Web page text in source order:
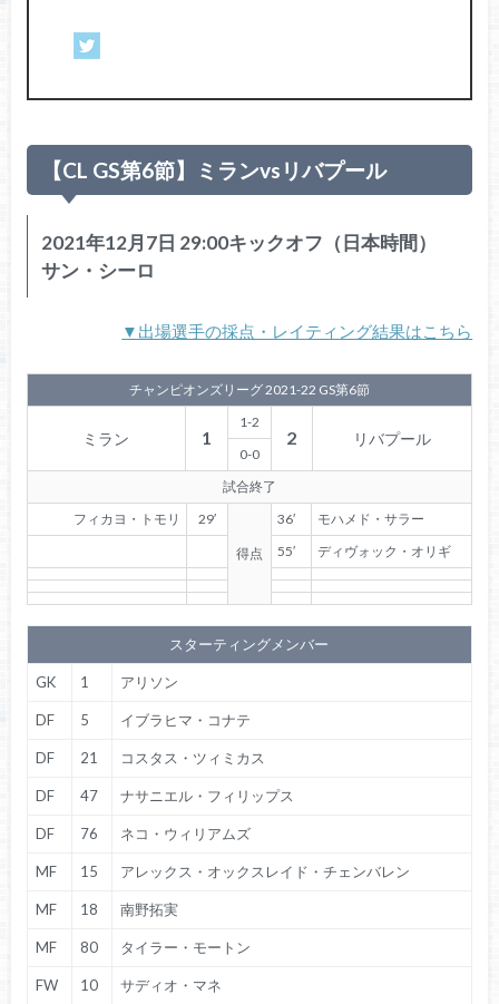
【CL GS第6節】ミランvsリバプール
2021年12月7日 29:00キックオフ（日本時間）
サン・シーロ
▼出場選手の採点・レイティング結果はこちら
チャンピオンズリーグ 2021-22 GS第6節
ミラン 1
1-2
2 リバプール
0-0
試合終了
フィカヨ・トモリ
29′
得点
36′
モハメド・サラー
55′
ディヴォック・オリギ
スターティングメンバー
GK 1 アリソン
DF 5 イブラヒマ・コナテ
DF 21 コスタス・ツィミカス
DF 47 ナサニエル・フィリップス
DF 76 ネコ・ウィリアムズ
MF 15 アレックス・オックスレイド・チェンバレン
MF 18 南野拓実
MF 80 タイラー・モートン
FW 10 サディオ・マネ